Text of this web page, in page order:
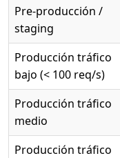
Pre-producción /
staging
Producción tráfico
bajo (< 100 req/s)
Producción tráfico
medio
Producción tráfico